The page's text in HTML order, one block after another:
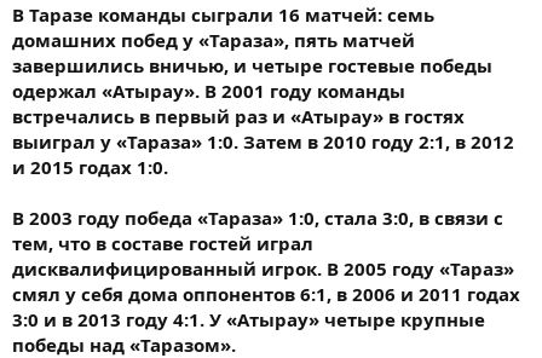
В Таразе команды сыграли 16 матчей: семь
домашних побед у «Тараза», пять матчей
завершились вничью, и четыре гостевые победы
одержал «Атырау». В 2001 году команды
встречались в первый раз и «Атырау» в гостях
выиграл у «Тараза» 1:0. Затем в 2010 году 2:1, в 2012
и 2015 годах 1:0.
В 2003 году победа «Тараза» 1:0, стала 3:0, в связи с
тем, что в составе гостей играл
дисквалифицированный игрок. В 2005 году «Тараз»
смял у себя дома оппонентов 6:1, в 2006 и 2011 годах
3:0 и в 2013 году 4:1. У «Атырау» четыре крупные
победы над «Таразом».